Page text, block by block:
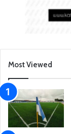
Most Viewed